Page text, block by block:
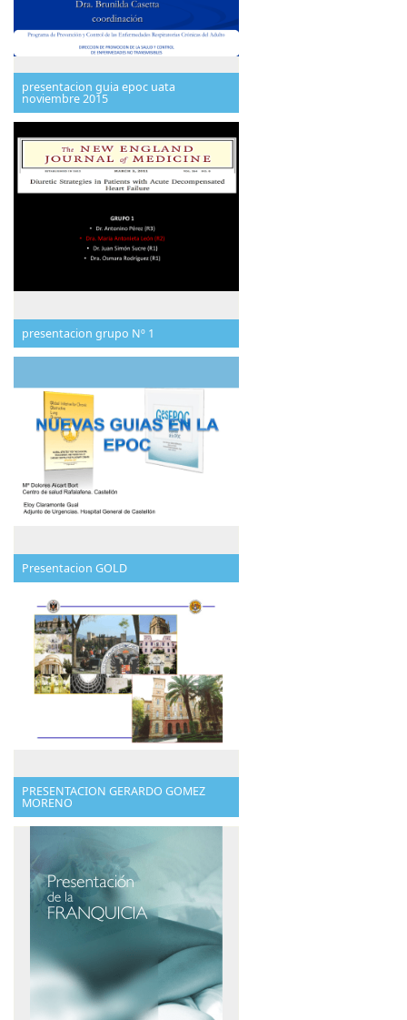
presentacion guia epoc uata
noviembre 2015
presentacion grupo Nº 1
Presentacion GOLD
PRESENTACION GERARDO GOMEZ
MORENO